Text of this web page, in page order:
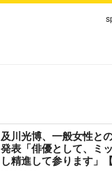
及川光博、一般女性と
発表「俳優として、ミ
し精進して参ります」